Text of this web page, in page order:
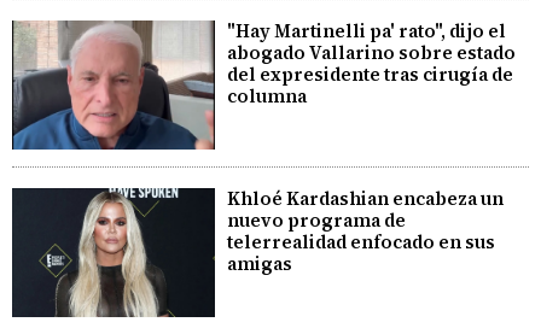
"Hay Martinelli pa' rato", dijo el
abogado Vallarino sobre estado
del expresidente tras cirugía de
columna
Khloé Kardashian encabeza un
nuevo programa de
telerrealidad enfocado en sus
amigas